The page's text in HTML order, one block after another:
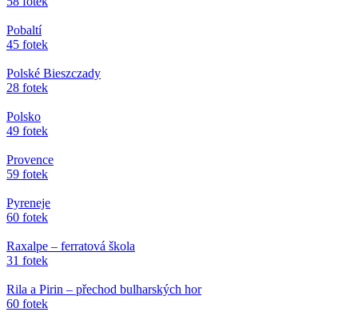
Pobaltí
45 fotek
Polské Bieszczady
28 fotek
Polsko
49 fotek
Provence
59 fotek
Pyreneje
60 fotek
Raxalpe – ferratová škola
31 fotek
Rila a Pirin – přechod bulharských hor
60 fotek